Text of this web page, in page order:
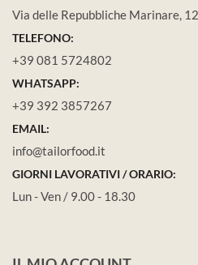
Via delle Repubbliche Marinare,
TELEFONO:
+39 081 5724802
WHATSAPP:
+39 392 3857267
EMAIL:
info@tailorfood.it
GIORNI LAVORATIVI / ORARIO:
Lun - Ven / 9.00 - 18.30